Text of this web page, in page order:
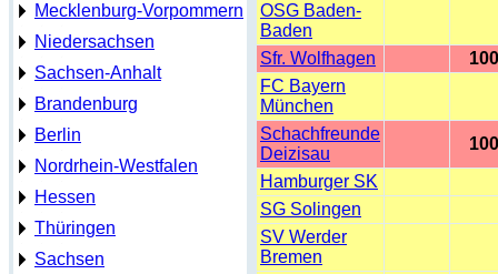
Mecklenburg-Vorpommern
Niedersachsen
Sachsen-Anhalt
Brandenburg
Berlin
Nordrhein-Westfalen
Hessen
Thüringen
Sachsen
OSG Baden-
Baden
Sfr. Wolfhagen
FC Bayern
München
Schachfreunde
Deizisau
Hamburger SK
SG Solingen
SV Werder
Bremen